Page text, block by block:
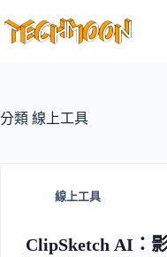
至
容
分類 線上工具
線上工具
ClipSketch AI：